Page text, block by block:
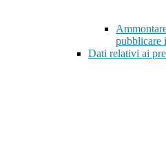
pubblicare
Dati relativi ai